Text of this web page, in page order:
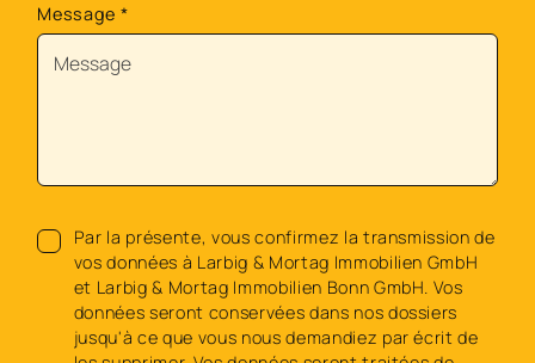
Message *
Par la présente, vous confirmez la transmission de
vos données à Larbig & Mortag Immobilien GmbH
et Larbig & Mortag Immobilien Bonn GmbH. Vos
données seront conservées dans nos dossiers
jusqu'à ce que vous nous demandiez par écrit de